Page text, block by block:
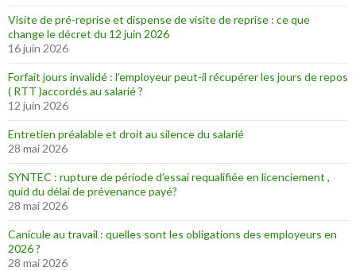
Visite de pré-reprise et dispense de visite de reprise : ce que
change le décret du 12 juin 2026
16 juin 2026
Forfait jours invalidé : l’employeur peut-il récupérer les jours de repos
( RTT )accordés au salarié ?
12 juin 2026
Entretien préalable et droit au silence du salarié
28 mai 2026
SYNTEC : rupture de période d’essai requalifiée en licenciement ,
quid du délai de prévenance payé?
28 mai 2026
Canicule au travail : quelles sont les obligations des employeurs en
2026 ?
28 mai 2026